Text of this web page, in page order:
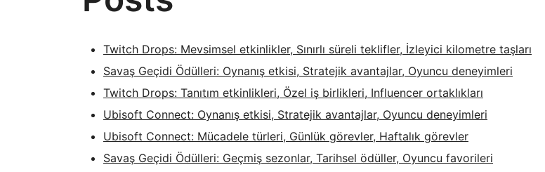
Twitch Drops: Mevsimsel etkinlikler, Sınırlı süreli teklifler, İzleyici kilometre taşları
Savaş Geçidi Ödülleri: Oynanış etkisi, Stratejik avantajlar, Oyuncu deneyimleri
Twitch Drops: Tanıtım etkinlikleri, Özel iş birlikleri, Influencer ortaklıkları
Ubisoft Connect: Oynanış etkisi, Stratejik avantajlar, Oyuncu deneyimleri
Ubisoft Connect: Mücadele türleri, Günlük görevler, Haftalık görevler
Savaş Geçidi Ödülleri: Geçmiş sezonlar, Tarihsel ödüller, Oyuncu favorileri